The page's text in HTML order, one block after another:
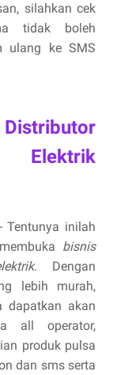
silahkan cek
tidak boleh
ulang ke SMS
Elektrik
- Tentunya inilah
bisnis
. Dengan
lebih murah,
dapatkan akan
all operator,
produk pulsa
dan sms serta